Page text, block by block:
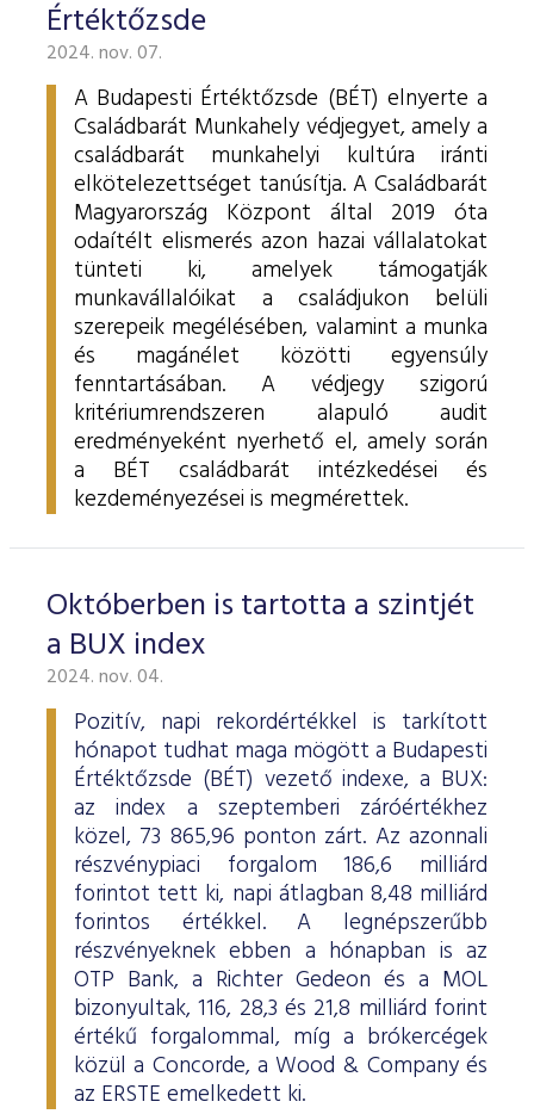
Értéktőzsde
2024. nov. 07.
A Budapesti Értéktőzsde (BÉT) elnyerte a
Családbarát Munkahely védjegyet, amely a
családbarát munkahelyi kultúra iránti
elkötelezettséget tanúsítja. A Családbarát
Magyarország Központ által 2019 óta
odaítélt elismerés azon hazai vállalatokat
tünteti ki, amelyek támogatják
munkavállalóikat a családjukon belüli
szerepeik megélésében, valamint a munka
és magánélet közötti egyensúly
fenntartásában.
A védjegy szigorú
kritériumrendszeren alapuló audit
eredményeként nyerhető el, amely során
a BÉT családbarát intézkedései és
kezdeményezései is megmérettek.
Októberben is tartotta a szintjét
a BUX index
2024. nov. 04.
Pozitív, napi rekordértékkel is tarkított
hónapot tudhat maga mögött a Budapesti
Értéktőzsde (BÉT) vezető indexe, a BUX:
az index a szeptemberi záróértékhez
közel, 73 865,96 ponton zárt. Az azonnali
részvénypiaci forgalom 186,6 milliárd
forintot tett ki, napi átlagban 8,48 milliárd
forintos értékkel. A legnépszerűbb
részvényeknek ebben a hónapban is az
OTP Bank, a Richter Gedeon és a MOL
bizonyultak, 116, 28,3 és 21,8 milliárd forint
értékű forgalommal, míg a brókercégek
közül a Concorde, a Wood & Company és
az ERSTE emelkedett ki.